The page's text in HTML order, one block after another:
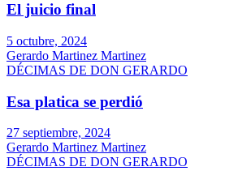
El juicio final
5 octubre, 2024
Gerardo Martinez Martinez
DÉCIMAS DE DON GERARDO
Esa platica se perdió
27 septiembre, 2024
Gerardo Martinez Martinez
DÉCIMAS DE DON GERARDO